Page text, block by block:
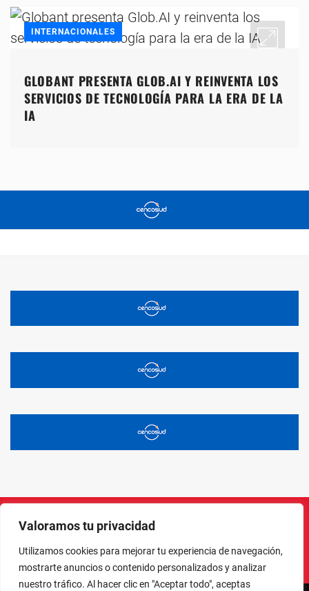
Valoramos tu privacidad
Utilizamos cookies para mejorar tu experiencia de navegación,
mostrarte anuncios o contenido personalizados y analizar
nuestro tráfico. Al hacer clic en "Aceptar todo", aceptas
INTERNACIONALES
GLOBANT PRESENTA GLOB.AI Y REINVENTA LOS
SERVICIOS DE TECNOLOGÍA PARA LA ERA DE LA
IA
InstagramFacebook
X